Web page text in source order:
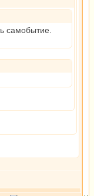
самобытие.